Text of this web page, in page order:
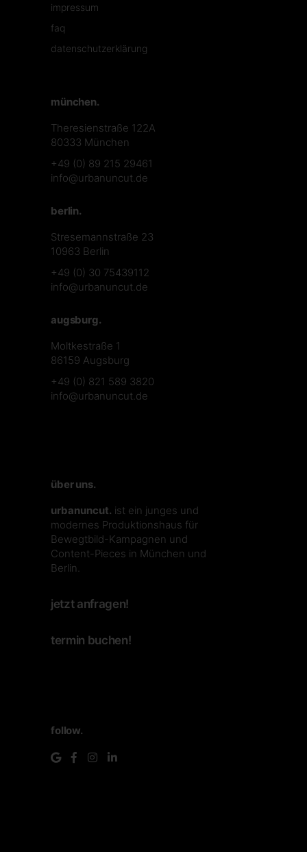
impressum
faq
datenschutzerklärung
münchen.
Theresienstraße 122A
80333 München
+49 (0) 89 215 29461
info@urbanuncut.de
berlin.
Stresemannstraße 23
10963 Berlin
+49 (0) 30 75439112
info@urbanuncut.de
augsburg.
Moltkestraße 1
86159 Augsburg
+49 (0) 821 589 3820
info@urbanuncut.de
über uns.
urbanuncut. ist ein junges und
modernes Produktionshaus für
Bewegtbild-Kampagnen und
Content-Pieces in München und
Berlin.
jetzt anfragen!
termin buchen!
follow.